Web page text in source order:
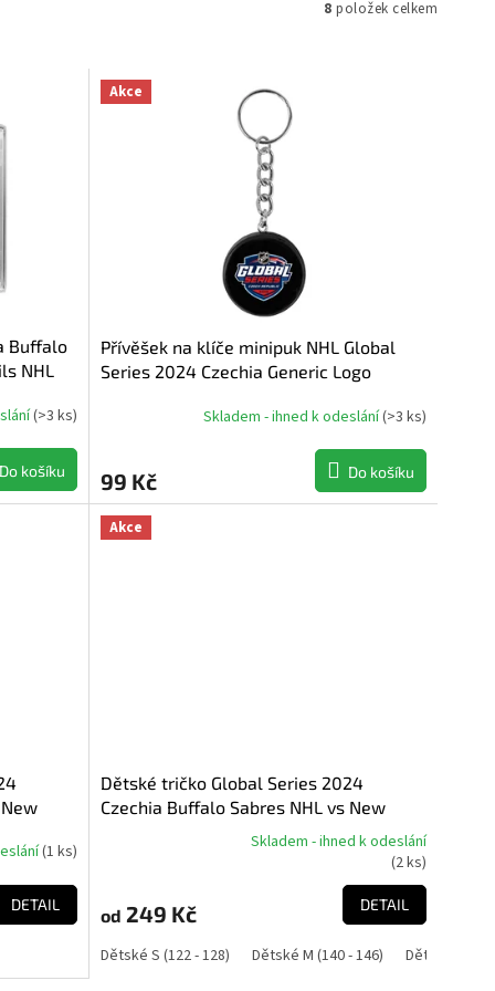
8 položek celkem
Buffalo
NHL
(>3 ks)
košíku
Akce
Přívěšek na klíče minipuk NHL Global
Series 2024 Czechia Generic Logo
Skladem - ihned k odeslání(>3 ks)
99 Kč Do košíku
(1 ks)
DETAIL
Akce
Dětské tričko Global Series 2024
Czechia Buffalo Sabres NHL vs New
Jersey Devils NHL Match-Up Graphic Tee
je
z
Skladem - ihned k odeslání
(2 ks)
od 249 Kč DETAIL
Dětské S (122 - 128) Dětské M (140 - 146) Dětské L